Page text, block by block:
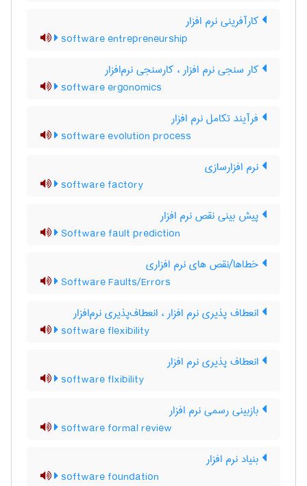
کارآفرینی نرم افزار
software entrepreneurship
کار سنجی نرم افزار ، کارسنجی نرم‌افزار
software ergonomics
فرآیند تکامل نرم افزار
software evolution process
نرم‌ افزارسازی
software factory
پیش بینی نقص نرم افزار
Software fault prediction
خطاها/نقص های نرم افزاری
Software Faults/Errors
انعطاف پذیری نرم افزار ، انعطاف‌پذیری نرم‌افزار
software flexibility
انعطاف پذیری نرم افزار
software flxibility
بازبینی رسمی نرم ‌افزار
software formal review
بنیاد نرم افزار
software foundation